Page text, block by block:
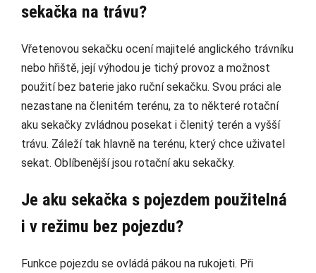
sekačka na trávu?
Vřetenovou sekačku ocení majitelé anglického trávníku
nebo hřiště, její výhodou je tichý provoz a možnost
použití bez baterie jako ruční sekačku. Svou práci ale
nezastane na členitém terénu, za to některé rotační
aku sekačky zvládnou posekat i členitý terén a vyšší
trávu. Záleží tak hlavně na terénu, který chce uživatel
sekat. Oblíbenější jsou rotační aku sekačky.
Je aku sekačka s pojezdem použitelná
i v režimu bez pojezdu?
Funkce pojezdu se ovládá pákou na rukojeti. Při